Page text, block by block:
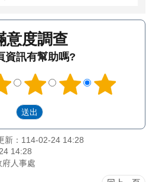
意度調查
資訊有幫助嗎?
新：114-02-24 14:28
14:28
府人事處